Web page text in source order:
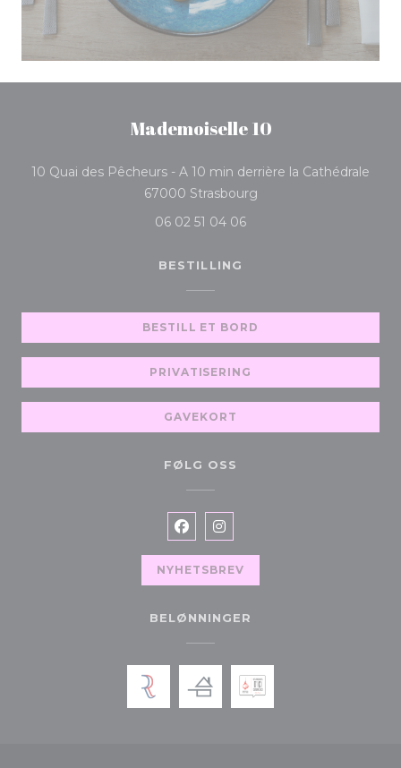
Mademoiselle 10
10 Quai des Pêcheurs - A 10 min derrière la Cathédrale
67000 Strasbourg((åpner i et nytt vindu))
06 02 51 04 06
BESTILLING
BESTILL ET BORD
PRIVATISERING
GAVEKORT
FØLG OSS
Facebook ((åpner i et nytt
Instagram ((åpner i et
NYHETSBREV
BELØNNINGER